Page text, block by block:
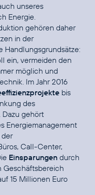
unseres
Energie.
gehören daher
in der
Handlungsgrundsätze:
ein, vermeiden den
möglich und
Im Jahr 2016
bis
des
Dazu gehört
Energiemanagement
Call-Center,
Einsparungen durch
Geschäftsbereich
15 Millionen Euro